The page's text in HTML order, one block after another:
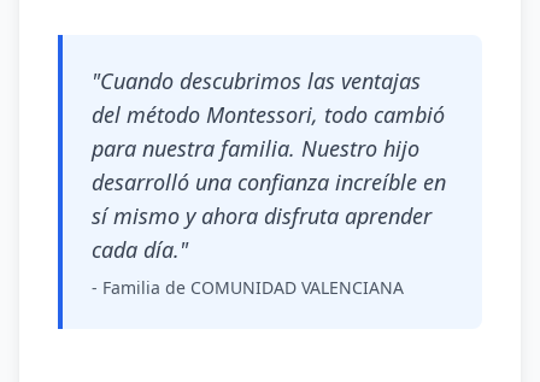
"Cuando descubrimos las ventajas
del método Montessori, todo cambió
para nuestra familia. Nuestro hijo
desarrolló una confianza increíble en
sí mismo y ahora disfruta aprender
cada día."
- Familia de COMUNIDAD VALENCIANA